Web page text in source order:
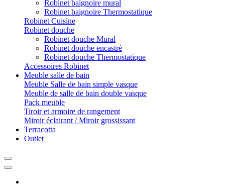
Robinet baignoire mural
Robinet baignoire Thermostatique
Robinet Cuisine
Robinet douche
Robinet douche Mural
Robinet douche encastré
Robinet douche Thermostatique
Accessoires Robinet
Meuble salle de bain
Meuble Salle de bain simple vasque
Meuble de salle de bain double vasque
Pack meuble
Tiroir et armoire de rangement
Miroir éclairant / Miroir grossissant
Terracotta
Outlet